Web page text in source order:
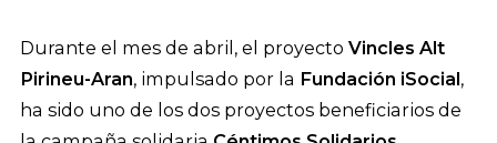
Durante el mes de abril, el proyecto Vincles Alt
Pirineu-Aran, impulsado por la Fundación iSocial,
ha sido uno de los dos proyectos beneficiarios de